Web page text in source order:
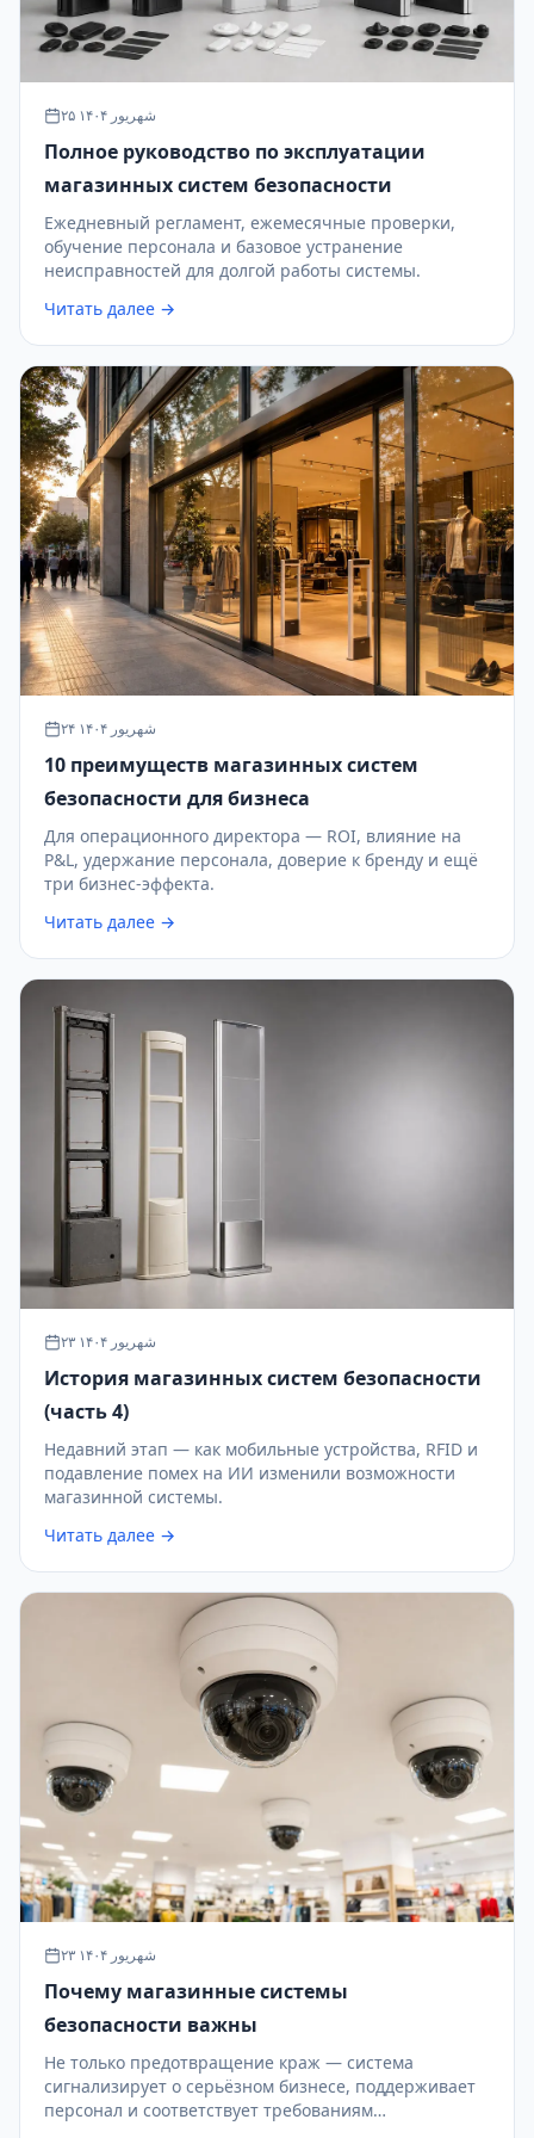
۲۵ شهریور ۱۴۰۴
Полное руководство по эксплуатации
магазинных систем безопасности
Ежедневный регламент, ежемесячные проверки,
обучение персонала и базовое устранение
неисправностей для долгой работы системы.
Читать далее →
۲۴ شهریور ۱۴۰۴
10 преимуществ магазинных систем
безопасности для бизнеса
Для операционного директора — ROI, влияние на
P&L, удержание персонала, доверие к бренду и ещё
три бизнес-эффекта.
Читать далее →
۲۳ شهریور ۱۴۰۴
История магазинных систем безопасности
(часть 4)
Недавний этап — как мобильные устройства, RFID и
подавление помех на ИИ изменили возможности
магазинной системы.
Читать далее →
۲۳ شهریور ۱۴۰۴
Почему магазинные системы
безопасности важны
Не только предотвращение краж — система
сигнализирует о серьёзном бизнесе, поддерживает
персонал и соответствует требованиям